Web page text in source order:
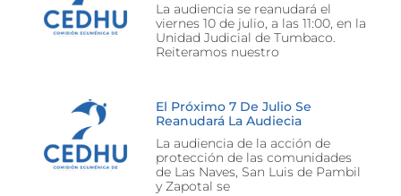
La audiencia se reanudará el
viernes 10 de julio, a las 11:00, en la
Unidad Judicial de Tumbaco.
Reiteramos nuestro
El Próximo 7 De Julio Se
Reanudará La Audiecia
La audiencia de la acción de
protección de las comunidades
de Las Naves, San Luis de Pambil
y Zapotal se